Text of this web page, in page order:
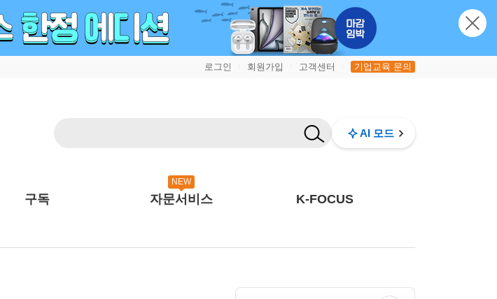
로그인 회원가입 고객센터 기업교육 문의
AI 모드
구독
NEW
자문서비스 K-FOCUS